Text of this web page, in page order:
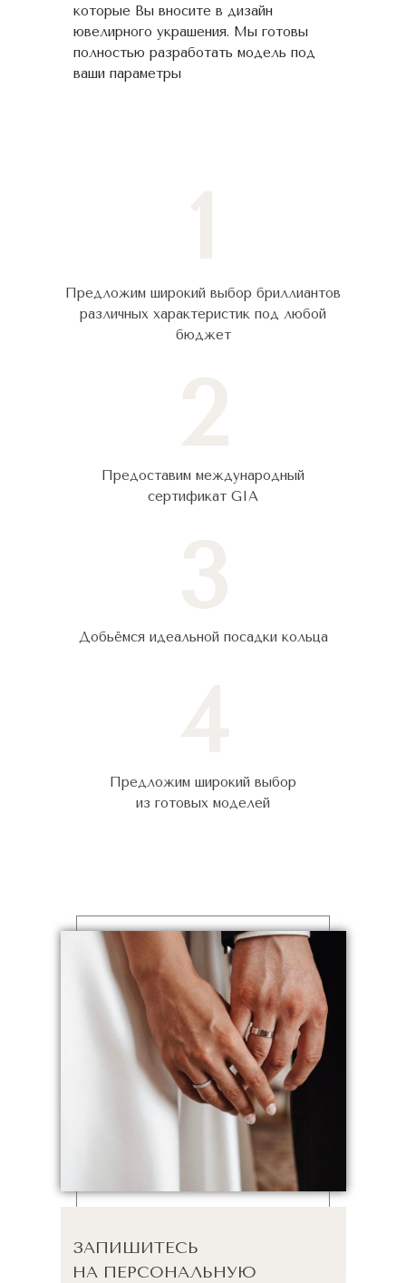
которые Вы вносите в дизайн
ювелирного украшения. Мы готовы
полностью разработать модель под
ваши параметры
Предложим широкий выбор бриллиантов
различных характеристик под любой
бюджет
Предоставим международный
сертификат GIA
Добьёмся идеальной посадки кольца
Предложим широкий выбор
из готовых моделей
ЗАПИШИТЕСЬ
НА ПЕРСОНАЛЬНУЮ